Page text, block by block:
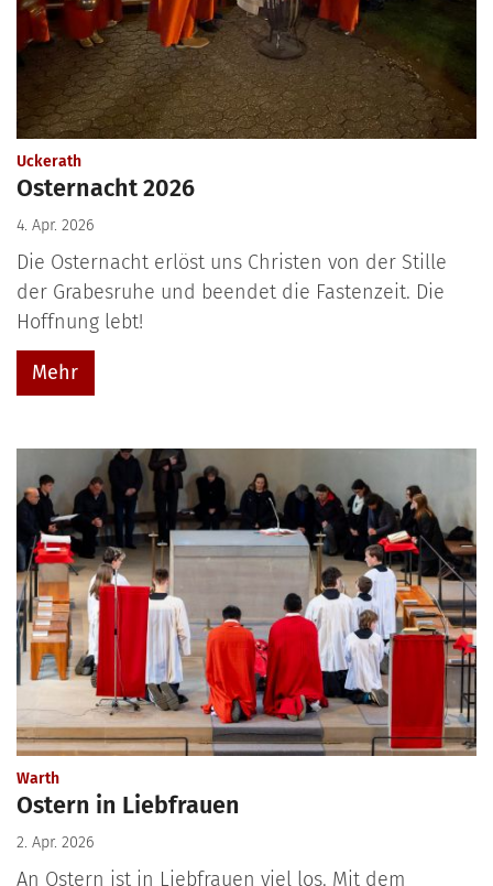
Uckerath:
Osternacht 2026
4. Apr. 2026
Die Osternacht erlöst uns Christen von der Stille
der Grabesruhe und beendet die Fastenzeit. Die
Hoffnung lebt!
Mehr
Warth:
Ostern in Liebfrauen
2. Apr. 2026
An Ostern ist in Liebfrauen viel los. Mit dem